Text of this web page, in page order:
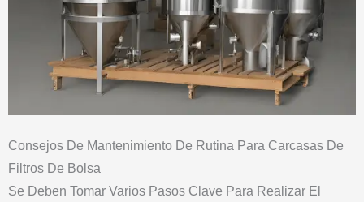
Consejos De Mantenimiento De Rutina Para Carcasas De
Filtros De Bolsa
Se Deben Tomar Varios Pasos Clave Para Realizar El